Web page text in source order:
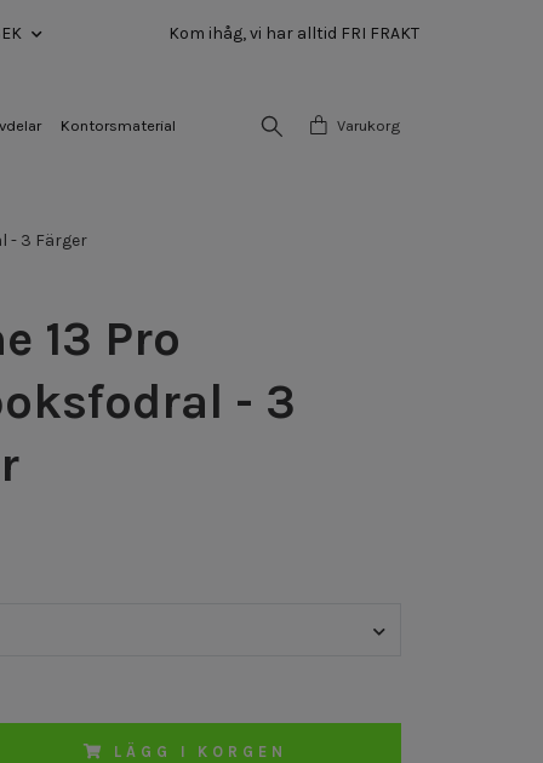
Kom ihåg, vi har alltid FRI FRAKT
Kontorsmaterial Varukorg
- 3 Färger
13 Pro
- 3
LÄGG I KORGEN